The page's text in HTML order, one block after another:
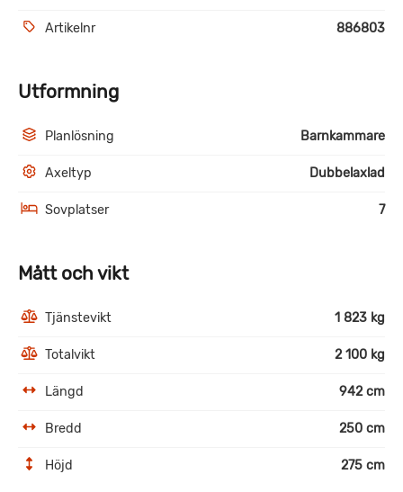
Artikelnr 886803
Utformning
Planlösning Barnkammare
Axeltyp Dubbelaxlad
Sovplatser 7
Mått och vikt
Tjänstevikt 1 823 kg
Totalvikt 2 100 kg
Längd 942 cm
Bredd 250 cm
Höjd 275 cm